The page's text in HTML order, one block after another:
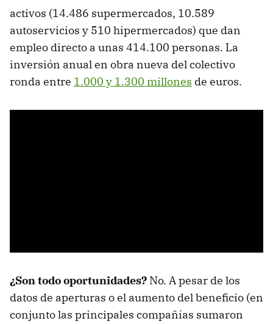
activos (14.486 supermercados, 10.589
autoservicios y 510 hipermercados) que dan
empleo directo a unas 414.100 personas. La
inversión anual en obra nueva del colectivo
ronda entre 1.000 y 1.300 millones de euros.
¿Son todo oportunidades? No. A pesar de los
datos de aperturas o el aumento del beneficio (en
conjunto las principales compañías sumaron